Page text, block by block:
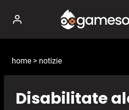
contenuto
home > notizie
Disabilitate